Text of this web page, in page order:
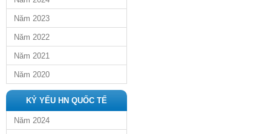
Năm 2023
Năm 2022
Năm 2021
Năm 2020
KỶ YẾU HN QUỐC TẾ
Năm 2024